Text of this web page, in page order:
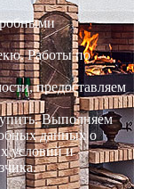
Работы по
предоставляем
Выполняем
данных о
условий и